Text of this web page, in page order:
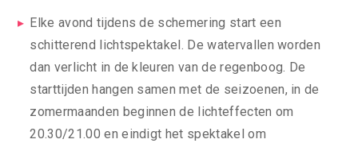
Elke avond tijdens de schemering start een
schitterend lichtspektakel. De watervallen worden
dan verlicht in de kleuren van de regenboog. De
starttijden hangen samen met de seizoenen, in de
zomermaanden beginnen de lichteffecten om
20.30/21.00 en eindigt het spektakel om